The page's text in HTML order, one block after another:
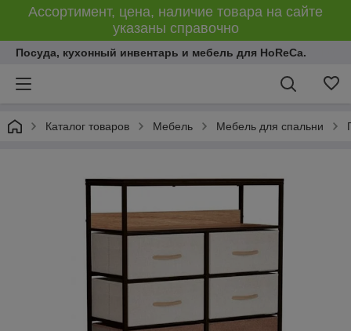
Ассортимент, цена, наличие товара на сайте
указаны справочно
Посуда, кухонный инвентарь и мебель для HoReCa.
Каталог товаров Мебель Мебель для спальни